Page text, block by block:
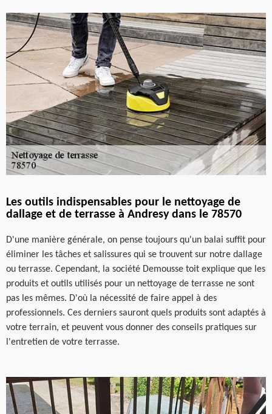
Les outils indispensables pour le nettoyage de
dallage et de terrasse à Andresy dans le 78570
D'une manière générale, on pense toujours qu'un balai suffit pour
éliminer les tâches et salissures qui se trouvent sur notre dallage
ou terrasse. Cependant, la société Demousse toit explique que les
produits et outils utilisés pour un nettoyage de terrasse ne sont
pas les mêmes. D'où la nécessité de faire appel à des
professionnels. Ces derniers sauront quels produits sont adaptés à
votre terrain, et peuvent vous donner des conseils pratiques sur
l'entretien de votre terrasse.